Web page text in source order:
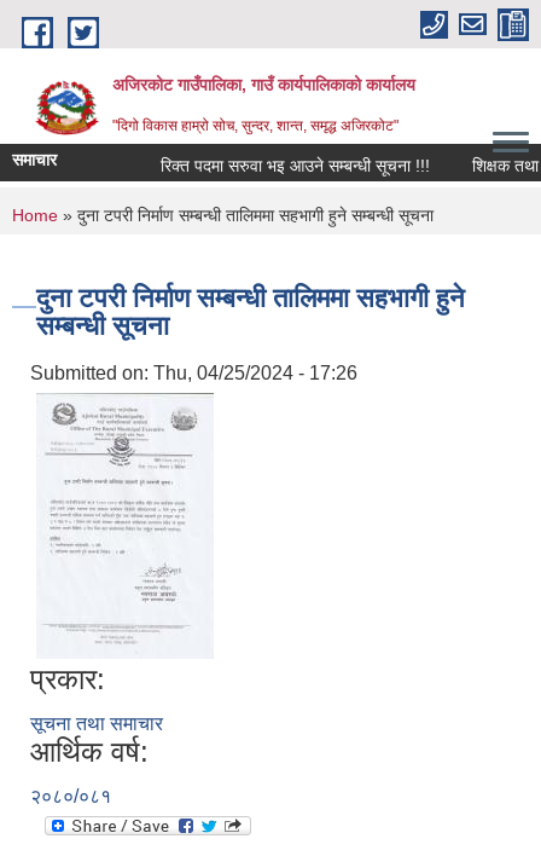
Skip to main content
अजिरकोट गाउँपालिका, गाउँ कार्यपालिकाको कार्यालय
"दिगो विकास हाम्रो सोच, सुन्दर, शान्त, समृद्ध अजिरकोट"
समाचार रिक्त पदमा सरुवा भइ आउने सम्बन्धी सूचना !!! शिक्षक तथा
You are here
Home » दुना टपरी निर्माण सम्बन्धी तालिममा सहभागी हुने सम्बन्धी सूचना
दुना टपरी निर्माण सम्बन्धी तालिममा सहभागी हुने
सम्बन्धी सूचना
Submitted on: Thu, 04/25/2024 - 17:26
प्रकार:
सूचना तथा समाचार
आर्थिक वर्ष:
२०८०/०८१